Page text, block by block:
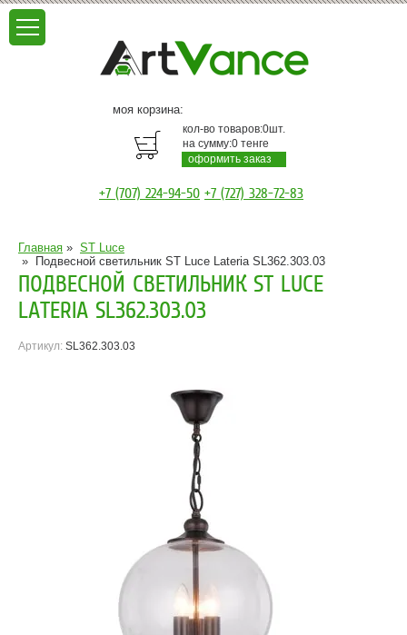
моя корзина:
кол-во товаров:0шт.
на сумму:0 тенге
оформить заказ
+7 (707) 224-94-50 +7 (727) 328-72-83
Главная » ST Luce
»
Подвесной светильник ST Luce Lateria SL362.303.03
ПОДВЕСНОЙ СВЕТИЛЬНИК ST LUCE
LATERIA SL362.303.03
Артикул: SL362.303.03